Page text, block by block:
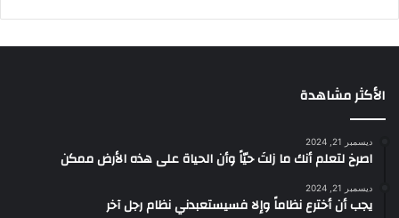
الأكثر مشاهدة
ديسمبر 21, 2024
‫اصرخ لتعلم أنك ما زلتَ حيّاً وأن الحياة على هذه الأرض ممكن
ديسمبر 21, 2024
يجب أن أخترع نظاماً وإلا فسيستعبدني نظام رجل آخر